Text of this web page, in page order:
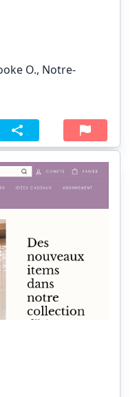
O., Notre-